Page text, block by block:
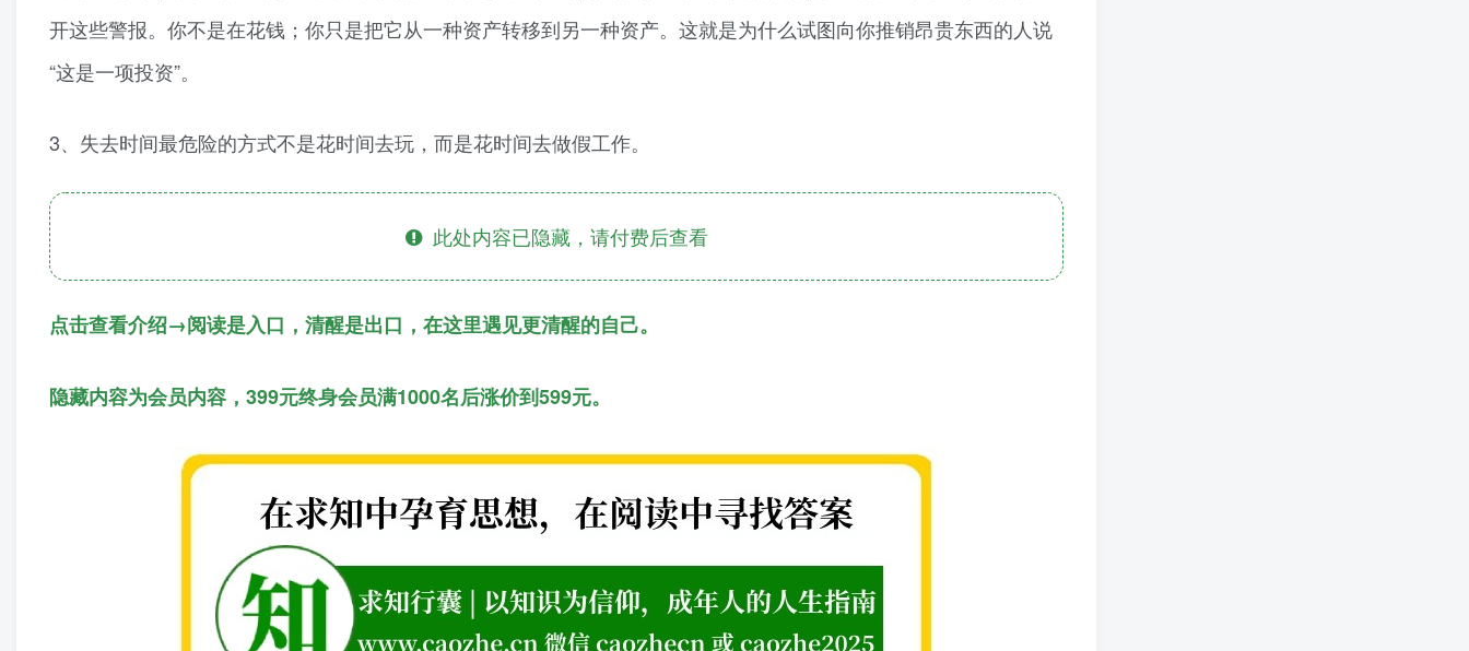
开这些警报。你不是在花钱；你只是把它从一种资产转移到另一种资产。这就是为什么试图向你推销昂贵东西的人说
“这是一项投资”。
3、失去时间最危险的方式不是花时间去玩，而是花时间去做假工作。
此处内容已隐藏，请付费后查看
点击查看介绍→阅读是入口，清醒是出口，在这里遇见更清醒的自己。
隐藏内容为会员内容，399元终身会员满1000名后涨价到599元。